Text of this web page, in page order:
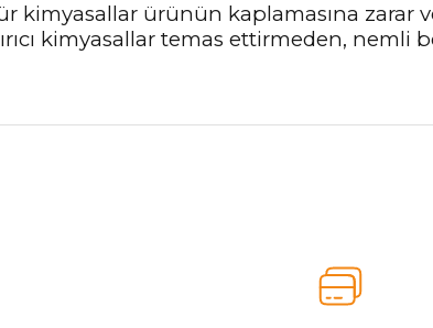
kimyasallar ürünün kaplamasına
kimyasallar temas ettirmeden,